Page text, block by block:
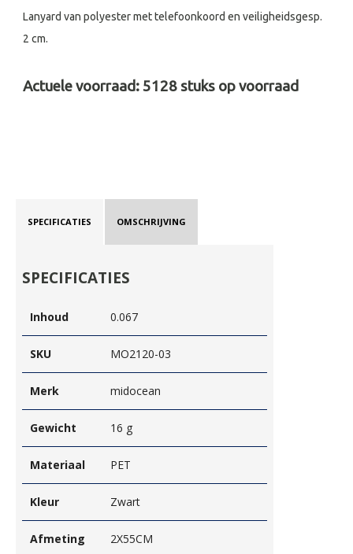
Lanyard van polyester met telefoonkoord en veiligheidsgesp.
2 cm.
Actuele voorraad:5128 stuks op voorraad
SPECIFICATIES OMSCHRIJVING
SPECIFICATIES
Inhoud 0.067
SKU MO2120-03
Merk midocean
Gewicht 16 g
Materiaal PET
Kleur Zwart
Afmeting 2X55CM